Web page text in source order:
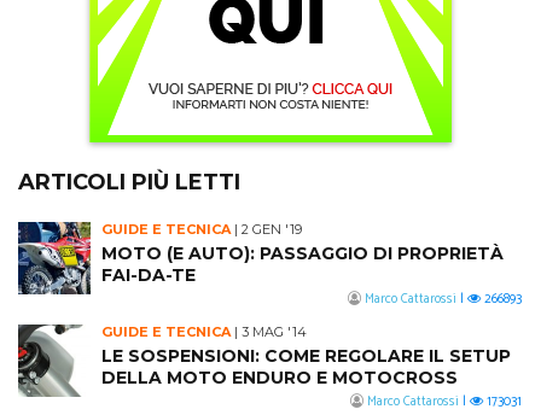
ARTICOLI PIÙ LETTI
GUIDE E TECNICA| 2 GEN '19
MOTO (E AUTO): PASSAGGIO DI PROPRIETÀ
FAI-DA-TE
Marco Cattarossi | 266893
GUIDE E TECNICA| 3 MAG '14
LE SOSPENSIONI: COME REGOLARE IL SETUP
DELLA MOTO ENDURO E MOTOCROSS
Marco Cattarossi | 173031